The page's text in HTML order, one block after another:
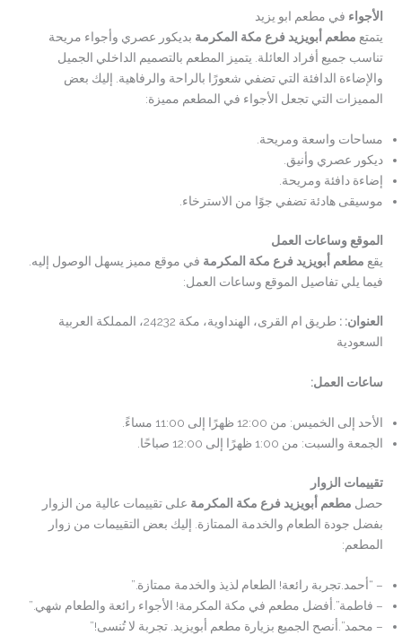
الأجواء في مطعم ابو يزيد
يتمتع مطعم أبويزيد فرع مكة المكرمة بديكور عصري وأجواء مريحة
تناسب جميع أفراد العائلة. يتميز المطعم بالتصميم الداخلي الجميل
والإضاءة الدافئة التي تضفي شعورًا بالراحة والرفاهية. إليك بعض
المميزات التي تجعل الأجواء في المطعم مميزة:
مساحات واسعة ومريحة.
ديكور عصري وأنيق.
إضاءة دافئة ومريحة.
موسيقى هادئة تضفي جوًا من الاسترخاء.
الموقع وساعات العمل
يقع مطعم أبويزيد فرع مكة المكرمة في موقع مميز يسهل الوصول إليه.
فيما يلي تفاصيل الموقع وساعات العمل:
العنوان:
:
طريق ام القرى، الهنداوية، مكة 24232، المملكة العربية
السعودية
ساعات العمل:
الأحد إلى الخميس: من 12:00 ظهرًا إلى 11:00 مساءً.
الجمعة والسبت: من 1:00 ظهرًا إلى 12:00 صباحًا.
تقييمات الزوار
حصل مطعم أبويزيد فرع مكة المكرمة على تقييمات عالية من الزوار
بفضل جودة الطعام والخدمة الممتازة. إليك بعض التقييمات من زوار
المطعم:
– “أحمد.تجربة رائعة! الطعام لذيذ والخدمة ممتازة.”
– فاطمة”.أفضل مطعم في مكة المكرمة! الأجواء رائعة والطعام شهي.”
– محمد”.أنصح الجميع بزيارة مطعم أبويزيد. تجربة لا تُنسى!”